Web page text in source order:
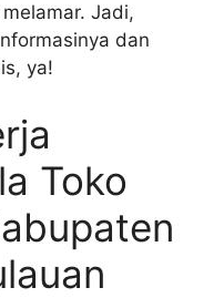
Jadi,
dan
ya!
Toko